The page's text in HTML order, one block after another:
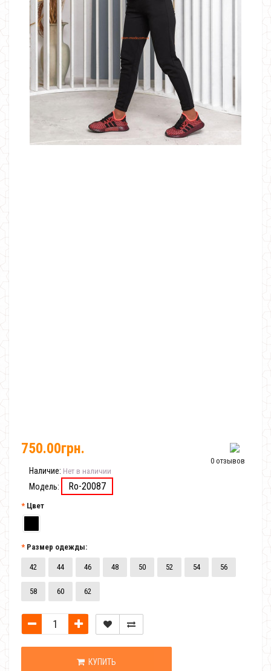
0 отзывов
750.00грн.
Наличие: Нет в наличии
Модель: Ro-20087
Цвет
Размер одежды:
42 44 46 48 50 52 54 56
58 60 62
КУПИТЬ